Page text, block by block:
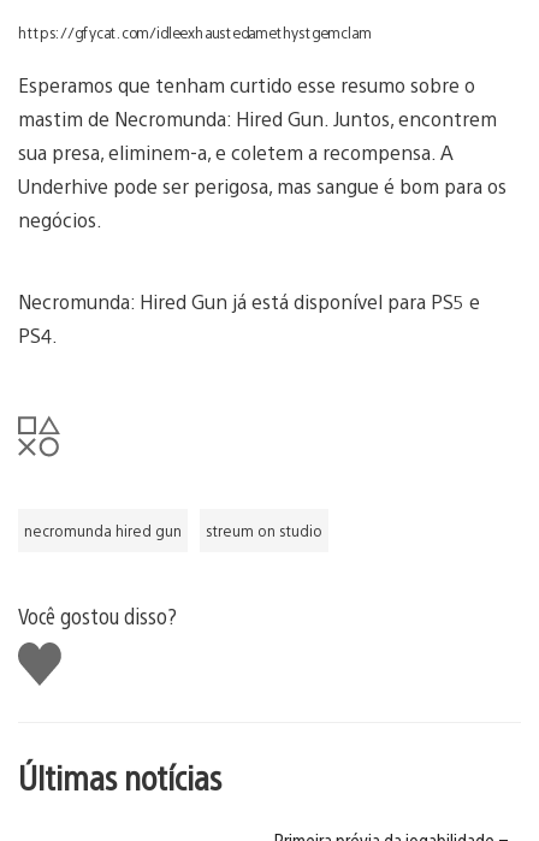
https://gfycat.com/idleexhaustedamethystgemclam
Esperamos que tenham curtido esse resumo sobre o
mastim de Necromunda: Hired Gun. Juntos, encontrem
sua presa, eliminem-a, e coletem a recompensa. A
Underhive pode ser perigosa, mas sangue é bom para os
negócios.
Necromunda: Hired Gun já está disponível para PS5 e
PS4.
necromunda hired gun streum on studio
Você gostou disso?
Curtir
Últimas notícias